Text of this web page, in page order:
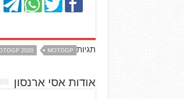
תגיות MOTOGP
2020
אודות אסי ארנסון